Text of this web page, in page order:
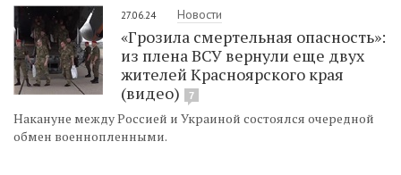
27.06.24 Новости
«Грозила смертельная опасность»:
из плена ВСУ вернули еще двух
жителей Красноярского края
(видео)
7
Накануне между Россией и Украиной состоялся очередной
обмен военнопленными.